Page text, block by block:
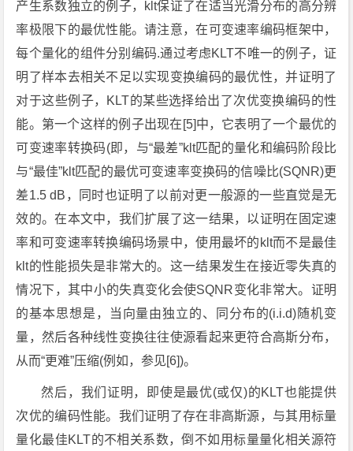
产生系数独立的例子，klt保证了在适当光滑分布的高分辨
率极限下的最优性能。请注意，在可变速率编码框架中，
每个量化的组件分别编码.通过考虑KLT不唯一的例子，证
明了样本去相关不足以实现变换编码的最优性，并证明了
对于这些例子，KLT的某些选择给出了次优变换编码的性
能。第一个这样的例子出现在[5]中，它表明了一个最优的
可变速率转换码(即，与“最差”klt匹配的量化和编码阶段比
与“最佳”klt匹配的最优可变速率变换码的信噪比(SQNR)更
差1.5 dB，同时也证明了以前对更一般源的一些直觉是无
效的。在本文中，我们扩展了这一结果，以证明在固定速
率和可变速率转换编码场景中，使用最坏的klt而不是最佳
klt的性能损失是非常大的。这一结果发生在接近零失真的
情况下，其中小的失真变化会使SQNR变化非常大。证明
的基本思想是，当向量由独立的、同分布的(i.i.d)随机变
量，然后各种线性变换往往使源看起来更符合高斯分布，
从而“更难”压缩(例如，参见[6])。
然后，我们证明，即使是最优(或仅)的KLT也能提供
次优的编码性能。我们证明了存在非高斯源，与其用标量
量化最佳KLT的不相关系数，倒不如用标量量化相关源符